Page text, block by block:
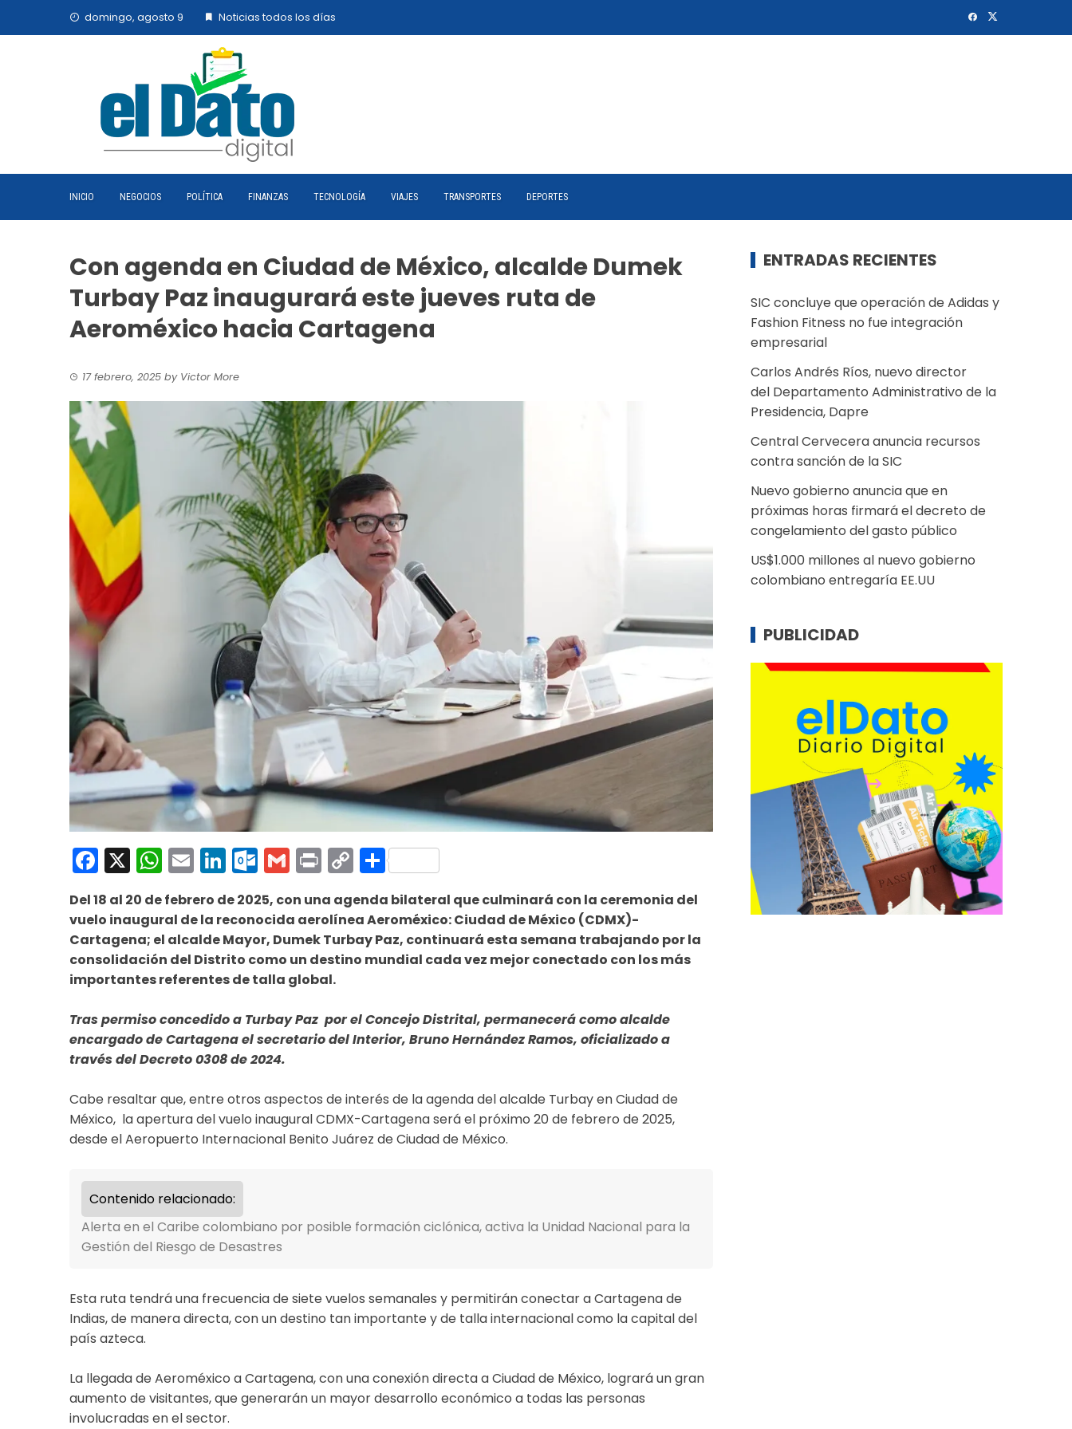
domingo, agosto 9 Noticias todos los días
INICIO NEGOCIOS POLÍTICA FINANZAS TECNOLOGÍA VIAJES TRANSPORTES DEPORTES
Con agenda en Ciudad de México, alcalde Dumek
Turbay Paz inaugurará este jueves ruta de
Aeroméxico hacia Cartagena
17 febrero, 2025 by Victor More
Facebook
X WhatsApp
EmailLinkedIn
Outlook.com
Gmail
PrintCopy
Link
Compartir
Del 18 al 20 de febrero de 2025, con una agenda bilateral que culminará con la ceremonia del
vuelo inaugural de la reconocida aerolínea Aeroméxico: Ciudad de México (CDMX)-
Cartagena; el alcalde Mayor, Dumek Turbay Paz, continuará esta semana trabajando por la
consolidación del Distrito como un destino mundial cada vez mejor conectado con los más
importantes referentes de talla global.
Tras permiso concedido a Turbay Paz por el Concejo Distrital, permanecerá como alcalde
encargado de Cartagena el secretario del Interior, Bruno Hernández Ramos, oficializado a
través del Decreto 0308 de 2024.
Cabe resaltar que, entre otros aspectos de interés de la agenda del alcalde Turbay en Ciudad de
México, la apertura del vuelo inaugural CDMX-Cartagena será el próximo 20 de febrero de 2025,
desde el Aeropuerto Internacional Benito Juárez de Ciudad de México.
Contenido relacionado:
Alerta en el Caribe colombiano por posible formación ciclónica, activa la Unidad Nacional para la
Gestión del Riesgo de Desastres
Esta ruta tendrá una frecuencia de siete vuelos semanales y permitirán conectar a Cartagena de
Indias, de manera directa, con un destino tan importante y de talla internacional como la capital del
país azteca.
La llegada de Aeroméxico a Cartagena, con una conexión directa a Ciudad de México, logrará un gran
aumento de visitantes, que generarán un mayor desarrollo económico a todas las personas
involucradas en el sector.
ENTRADAS RECIENTES
SIC concluye que operación de Adidas y
Fashion Fitness no fue integración
empresarial
Carlos Andrés Ríos, nuevo director
del Departamento Administrativo de la
Presidencia, Dapre
Central Cervecera anuncia recursos
contra sanción de la SIC
Nuevo gobierno anuncia que en
próximas horas firmará el decreto de
congelamiento del gasto público
US$1.000 millones al nuevo gobierno
colombiano entregaría EE.UU
PUBLICIDAD